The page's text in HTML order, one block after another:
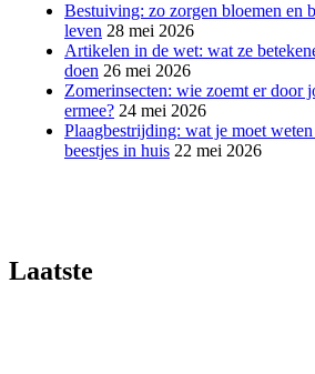
Bestuiving: zo zorgen bloemen en
leven 28 mei 2026
Artikelen in de wet: wat ze
doen 26 mei 2026
Zomerinsecten: wie zoemt er door
ermee? 24 mei 2026
Plaagbestrijding: wat je moet
beestjes in huis 22 mei 2026
Laatste